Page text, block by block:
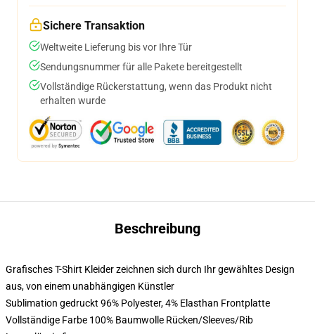
Sichere Transaktion
Weltweite Lieferung bis vor Ihre Tür
Sendungsnummer für alle Pakete bereitgestellt
Vollständige Rückerstattung, wenn das Produkt nicht
erhalten wurde
Beschreibung
Grafisches T-Shirt Kleider zeichnen sich durch Ihr gewähltes Design
aus, von einem unabhängigen Künstler
Sublimation gedruckt 96% Polyester, 4% Elasthan Frontplatte
Vollständige Farbe 100% Baumwolle Rücken/Sleeves/Rib